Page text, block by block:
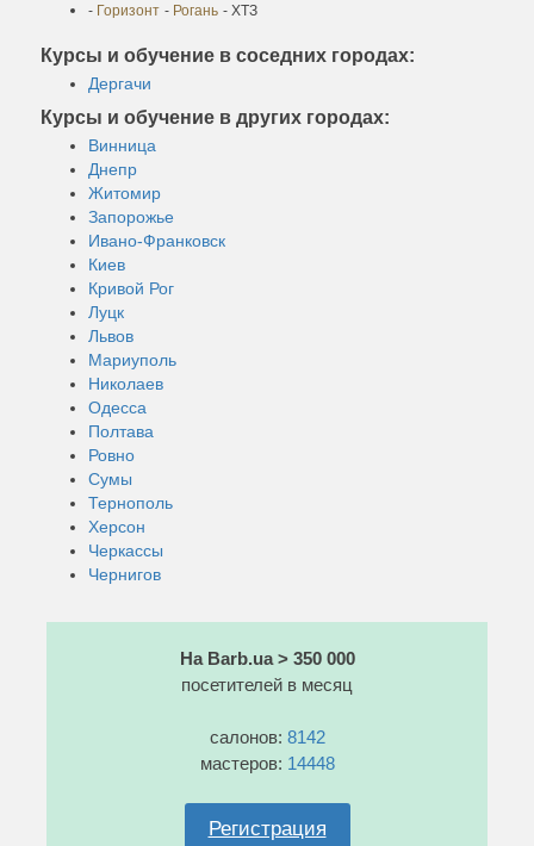
- Горизонт - Рогань - ХТЗ
Курсы и обучение в соседних городах:
Дергачи
Курсы и обучение в других городах:
Винница
Днепр
Житомир
Запорожье
Ивано-Франковск
Киев
Кривой Рог
Луцк
Львов
Мариуполь
Николаев
Одесса
Полтава
Ровно
Сумы
Тернополь
Херсон
Черкассы
Чернигов
На Barb.ua > 350 000
посетителей в месяц
салонов: 8142
мастеров: 14448
Регистрация